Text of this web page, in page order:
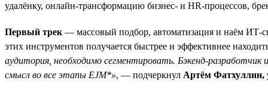
удалёнку, онлайн-трансформацию бизнес- и HR-процессов,
Первый трек — массовый подбор, автоматизация и наём ИТ-
этих инструментов получается быстрее и эффективнее
аудитория, необходимо сегментировать. Бэкенд-
смысл во все этапы EJM*», — подчеркнул Артём Фатхуллин,